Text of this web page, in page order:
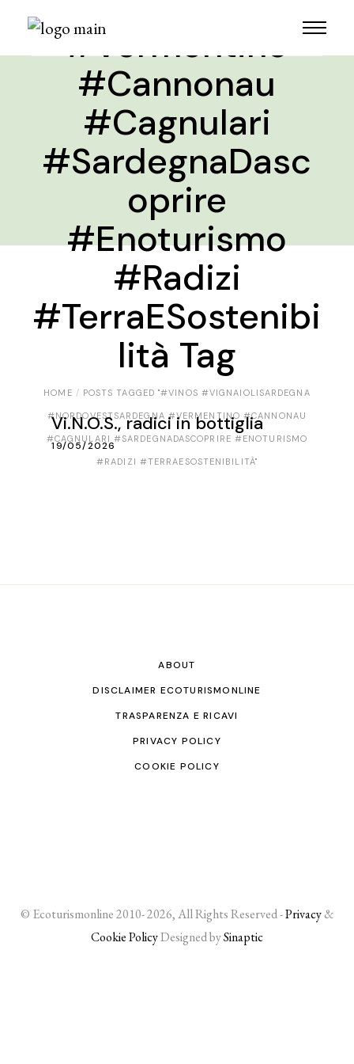
#Vermentino
#Cannonau
#Cagnulari
#SardegnaDasc
oprire
#Enoturismo
#Radizi
#TerraESostenibi
lità Tag
HOME POSTS TAGGED "#VINOS #VIGNAIOLISARDEGNA
#NORDOVESTSARDEGNA #VERMENTINO #CANNONAU
#CAGNULARI #SARDEGNADASCOPRIRE #ENOTURISMO
#RADIZI #TERRAESOSTENIBILITÀ"
Vi.N.O.S., radici in bottiglia
19/05/2026
ABOUT
DISCLAIMER ECOTURISMONLINE
TRASPARENZA E RICAVI
PRIVACY POLICY
COOKIE POLICY
© Ecoturismonline 2010- 2026, All Rights Reserved -Privacy&
Cookie PolicyDesigned bySinaptic